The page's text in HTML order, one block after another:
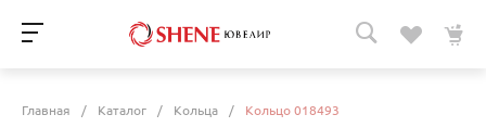
Главная / Каталог / Кольца / Кольцо 018493